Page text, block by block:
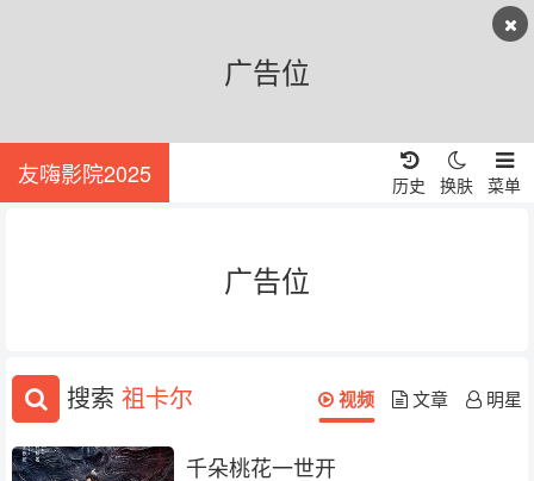
广告位
友嗨影院2025 菜单
换肤
历史
广告位
搜索 祖卡尔 视频 文章 明星
千朵桃花一世开